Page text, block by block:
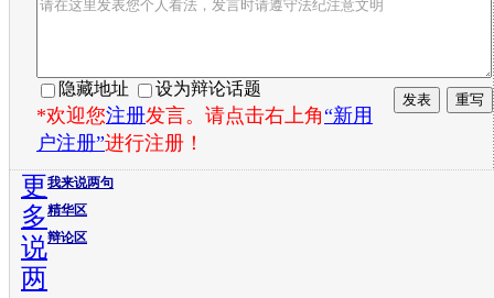
隐藏地址 设为辩论话题
*欢迎您注册发言。请点击右上角“新用
户注册”进行注册！
我来说两句
精华区
辩论区
更
多
说
两